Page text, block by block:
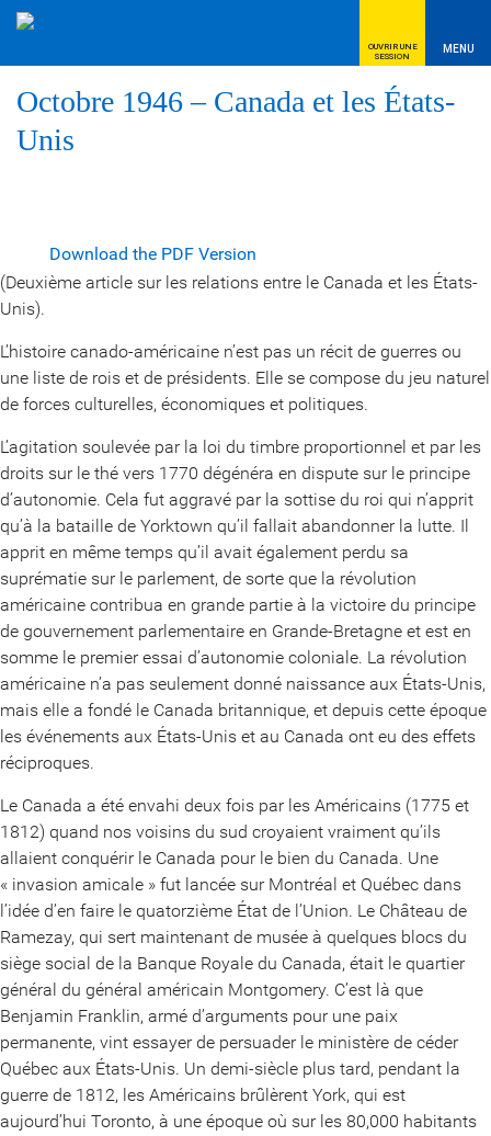
OUVRIR UNE
SESSION
MENU
Octobre 1946 – Canada et les États-
Unis
Download the PDF Version
(Deuxième article sur les relations entre le Canada et les États-
Unis).
L’histoire canado-américaine n’est pas un récit de guerres ou
une liste de rois et de présidents. Elle se compose du jeu naturel
de forces culturelles, économiques et politiques.
L’agitation soulevée par la loi du timbre proportionnel et par les
droits sur le thé vers 1770 dégénéra en dispute sur le principe
d’autonomie. Cela fut aggravé par la sottise du roi qui n’apprit
qu’à la bataille de Yorktown qu’il fallait abandonner la lutte. Il
apprit en même temps qu’il avait également perdu sa
suprématie sur le parlement, de sorte que la révolution
américaine contribua en grande partie à la victoire du principe
de gouvernement parlementaire en Grande-Bretagne et est en
somme le premier essai d’autonomie coloniale. La révolution
américaine n’a pas seulement donné naissance aux États-Unis,
mais elle a fondé le Canada britannique, et depuis cette époque
les événements aux États-Unis et au Canada ont eu des effets
réciproques.
Le Canada a été envahi deux fois par les Américains (1775 et
1812) quand nos voisins du sud croyaient vraiment qu’ils
allaient conquérir le Canada pour le bien du Canada. Une
« invasion amicale » fut lancée sur Montréal et Québec dans
l’idée d’en faire le quatorzième État de l’Union. Le Château de
Ramezay, qui sert maintenant de musée à quelques blocs du
siège social de la Banque Royale du Canada, était le quartier
général du général américain Montgomery. C’est là que
Benjamin Franklin, armé d’arguments pour une paix
permanente, vint essayer de persuader le ministère de céder
Québec aux États-Unis. Un demi-siècle plus tard, pendant la
guerre de 1812, les Américains brûlèrent York, qui est
aujourd’hui Toronto, à une époque où sur les 80,000 habitants